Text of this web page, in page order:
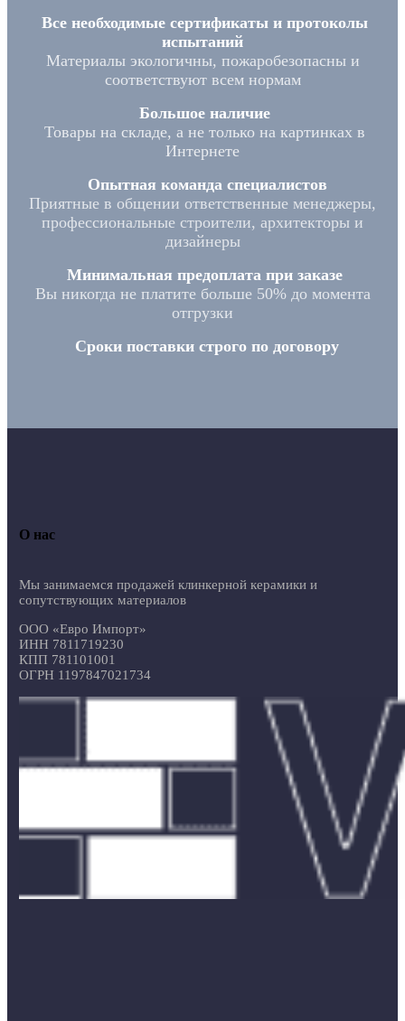
Все необходимые сертификаты и протоколы
испытаний
Материалы экологичны, пожаробезопасны и
соответствуют всем нормам
Большое наличие
Товары на складе, а не только на картинках в
Интернете
Опытная команда специалистов
Приятные в общении ответственные менеджеры,
профессиональные строители, архитекторы и
дизайнеры
Минимальная предоплата при заказе
Вы никогда не платите больше 50% до момента
отгрузки
Сроки поставки строго по договору
О нас
Мы занимаемся продажей клинкерной керамики и
сопутствующих материалов
ООО «Евро Импорт»
ИНН 7811719230
КПП 781101001
ОГРН 1197847021734